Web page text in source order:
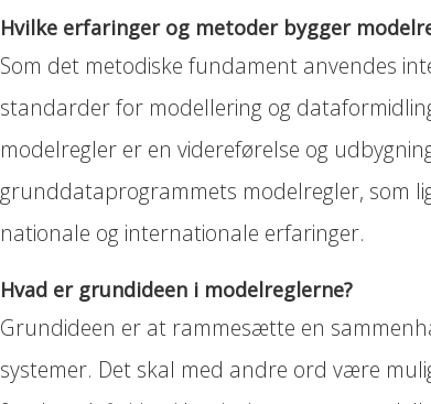
Hvilke erfaringer og metoder bygger
Som det metodiske fundament anvendes
standarder for modellering og
modelregler er en videreførelse og
grunddataprogrammets modelregler, som
nationale og internationale erfaringer.
Hvad er grundideen i modelreglerne?
Grundideen er at rammesætte en
systemer. Det skal med andre ord være